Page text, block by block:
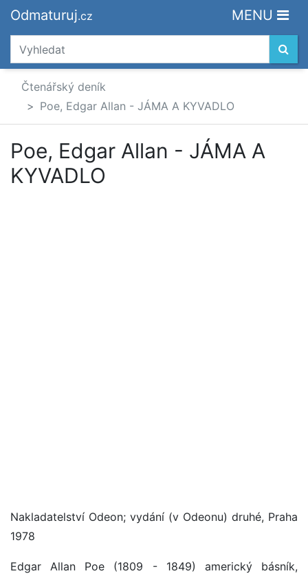
Odmaturuj.cz MENU
Čtenářský deník
Poe, Edgar Allan - JÁMA A KYVADLO
Poe, Edgar Allan - JÁMA A
KYVADLO
Nakladatelství Odeon; vydání (v Odeonu) druhé, Praha
1978
Edgar Allan Poe (1809 - 1849) americký básník,